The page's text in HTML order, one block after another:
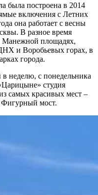
была построена в 2014
включения с Летних
она работает с весны
В разное время
Манежной площадях,
и Воробьевых горах, в
города.
неделю, с понедельника
студия
самых красивых мест –
мост.